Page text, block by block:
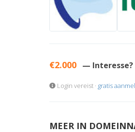
€2.000 — Interesse?
Login vereist · gratis
MEER IN